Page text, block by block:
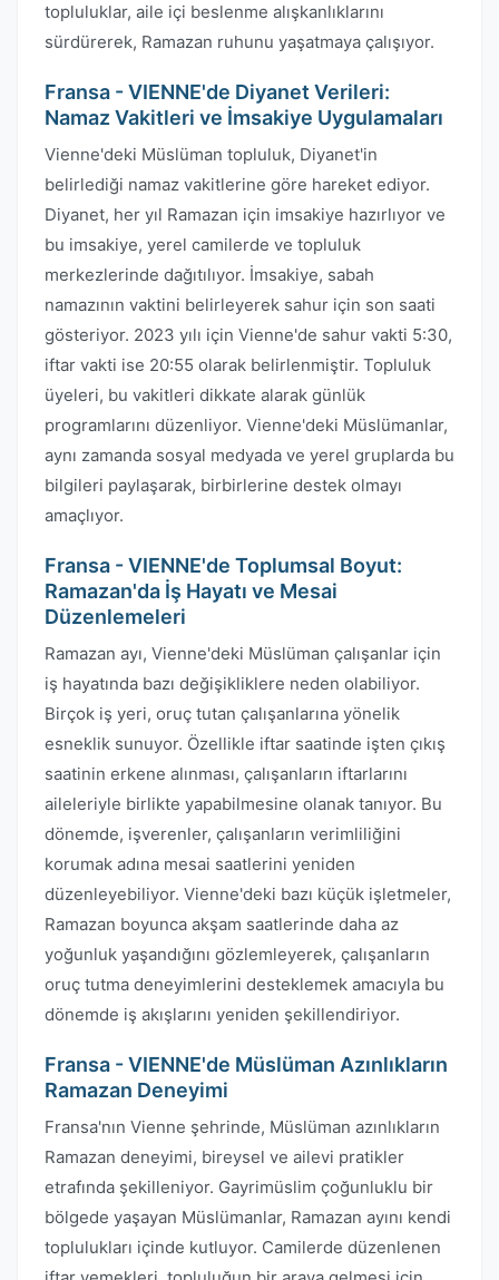
topluluklar, aile içi beslenme alışkanlıklarını
sürdürerek, Ramazan ruhunu yaşatmaya çalışıyor.
Fransa - VIENNE'de Diyanet Verileri:
Namaz Vakitleri ve İmsakiye Uygulamaları
Vienne'deki Müslüman topluluk, Diyanet'in
belirlediği namaz vakitlerine göre hareket ediyor.
Diyanet, her yıl Ramazan için imsakiye hazırlıyor ve
bu imsakiye, yerel camilerde ve topluluk
merkezlerinde dağıtılıyor. İmsakiye, sabah
namazının vaktini belirleyerek sahur için son saati
gösteriyor. 2023 yılı için Vienne'de sahur vakti 5:30,
iftar vakti ise 20:55 olarak belirlenmiştir. Topluluk
üyeleri, bu vakitleri dikkate alarak günlük
programlarını düzenliyor. Vienne'deki Müslümanlar,
aynı zamanda sosyal medyada ve yerel gruplarda bu
bilgileri paylaşarak, birbirlerine destek olmayı
amaçlıyor.
Fransa - VIENNE'de Toplumsal Boyut:
Ramazan'da İş Hayatı ve Mesai
Düzenlemeleri
Ramazan ayı, Vienne'deki Müslüman çalışanlar için
iş hayatında bazı değişikliklere neden olabiliyor.
Birçok iş yeri, oruç tutan çalışanlarına yönelik
esneklik sunuyor. Özellikle iftar saatinde işten çıkış
saatinin erkene alınması, çalışanların iftarlarını
aileleriyle birlikte yapabilmesine olanak tanıyor. Bu
dönemde, işverenler, çalışanların verimliliğini
korumak adına mesai saatlerini yeniden
düzenleyebiliyor. Vienne'deki bazı küçük işletmeler,
Ramazan boyunca akşam saatlerinde daha az
yoğunluk yaşandığını gözlemleyerek, çalışanların
oruç tutma deneyimlerini desteklemek amacıyla bu
dönemde iş akışlarını yeniden şekillendiriyor.
Fransa - VIENNE'de Müslüman Azınlıkların
Ramazan Deneyimi
Fransa'nın Vienne şehrinde, Müslüman azınlıkların
Ramazan deneyimi, bireysel ve ailevi pratikler
etrafında şekilleniyor. Gayrimüslim çoğunluklu bir
bölgede yaşayan Müslümanlar, Ramazan ayını kendi
toplulukları içinde kutluyor. Camilerde düzenlenen